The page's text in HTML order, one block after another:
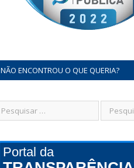
NÃO ENCONTROU O QUE QUERIA?
Portal da